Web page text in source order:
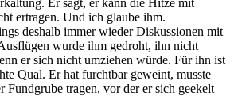
ertragen. Und ich glaube ihm.
deshalb immer wieder Diskussionen mit
wurde ihm gedroht, ihn nicht
er sich nicht umziehen würde. Für ihn ist
Qual. Er hat furchtbar geweint, musste
Fundgrube tragen, vor der er sich geekelt